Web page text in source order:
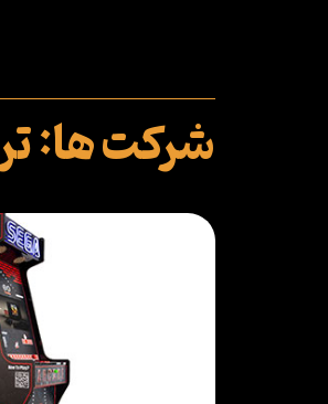
‏شرکت ها: